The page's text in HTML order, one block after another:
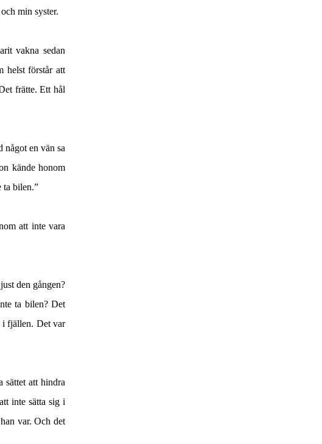
min syster.
vakna sedan
helst förstår att
frätte. Ett hål
något en vän sa
kände honom
ta bilen.”
att inte vara
den gången?
ta bilen? Det
i fjällen. Det var
sättet att hindra
inte sätta sig i
var. Och det